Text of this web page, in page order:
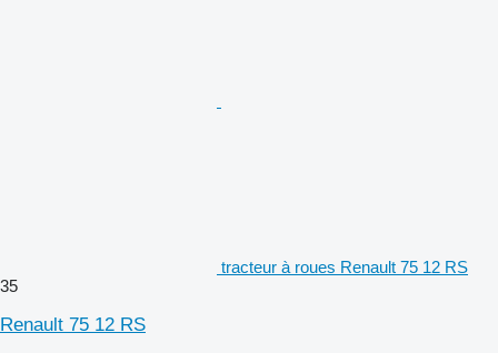
tracteur à roues Renault 75 12 RS
35
Renault 75 12 RS